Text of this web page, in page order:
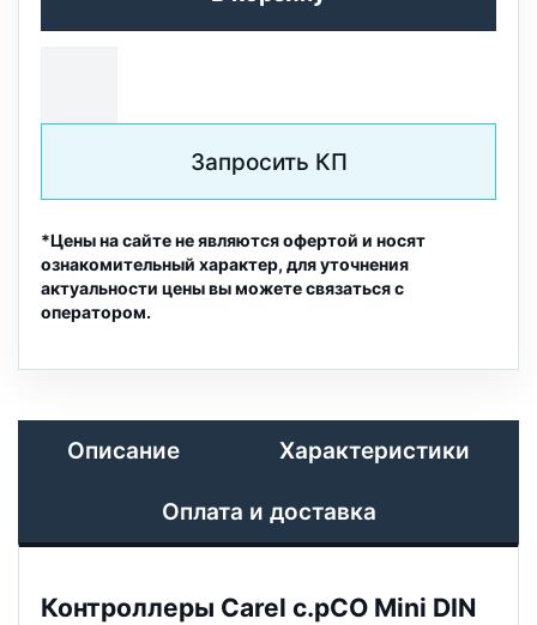
Запросить КП
*Цены на сайте не являются офертой и носят
ознакомительный характер, для уточнения
актуальности цены вы можете связаться с
оператором.
Описание Характеристики
Оплата и доставка
Контроллеры Carel c.pCO Mini DIN